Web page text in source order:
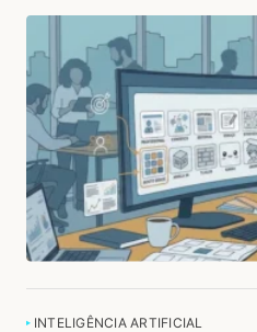
INTELIGÊNCIA ARTIFICIAL